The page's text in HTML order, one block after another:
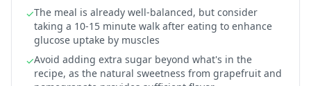
✓The meal is already well-balanced, but consider
taking a 10-15 minute walk after eating to enhance
glucose uptake by muscles
✓Avoid adding extra sugar beyond what's in the
recipe, as the natural sweetness from grapefruit and